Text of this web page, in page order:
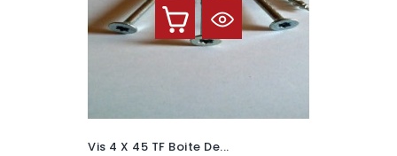
Vis 4 X 45 TF Boite De...